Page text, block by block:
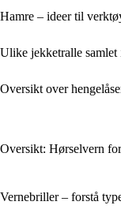
Hamre – ideer til
Ulike jekketralle samlet
Oversikt over
Oversikt: Hørselvern
Vernebriller – forstå